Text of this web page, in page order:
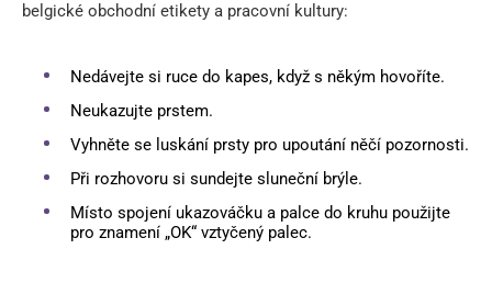
belgické obchodní etikety a pracovní kultury:
Nedávejte si ruce do kapes, když s někým hovoříte.
Neukazujte prstem.
Vyhněte se luskání prsty pro upoutání něčí pozornosti.
Při rozhovoru si sundejte sluneční brýle.
Místo spojení ukazováčku a palce do kruhu použijte
pro znamení „OK“ vztyčený palec.